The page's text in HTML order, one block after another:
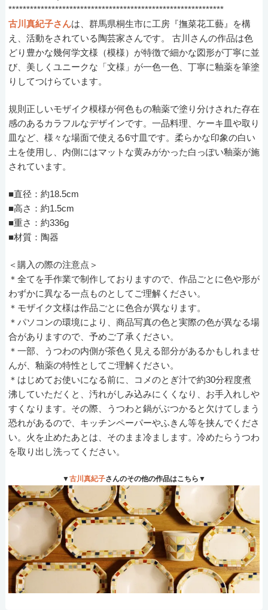
************************************************************
古川真紀子さんは、群馬県桐生市に工房『撫菜花工藝』を構
え、活動をされている陶芸家さんです。 古川さんの作品は色
どり豊かな幾何学文様（模様）が特徴で細かな図形が丁寧に並
び、美しくユニークな「文様」が一色一色、丁寧に釉薬を筆塗
りしてつけらています。
規則正しいモザイク模様が何色もの釉薬で塗り分けされた存在
感のあるカラフルなデザインです。一品料理、ケーキ皿や取り
皿など、様々な場面で使える6寸皿です。柔らかな印象の白い
土を使用し、内側にはマットな黄みがかった白っぽい釉薬が施
されています。
■直径：約18.5cm
■高さ：約1.5cm
■重さ：約336g
■材質：陶器
＜購入の際の注意点＞
＊全てを手作業で制作しておりますので、作品ごとに色や形が
わずかに異なる一点ものとしてご理解ください。
＊モザイク文様は作品ごとに色合が異なります。
＊パソコンの環境により、商品写真の色と実際の色が異なる場
合がありますので、予めご了承ください。
＊一部、うつわの内側が茶色く見える部分があるかもしれませ
んが、釉薬の特性としてご理解ください。
＊はじめてお使いになる前に、コメのとぎ汁で約30分程度煮
沸していただくと、汚れがしみ込みにくくなり、お手入れしや
すくなります。その際、うつわと鍋がぶつかると欠けてしまう
恐れがあるので、キッチンペーパーやふきん等を挟んでくださ
い。火を止めたあとは、そのまま冷まします。冷めたらうつわ
を取り出し洗ってください。
▼古川真紀子さんのその他の作品はこちら▼